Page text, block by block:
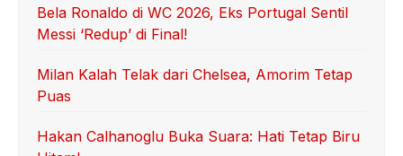
Bela Ronaldo di WC 2026, Eks Portugal Sentil
Messi ‘Redup’ di Final!
Milan Kalah Telak dari Chelsea, Amorim Tetap
Puas
Hakan Calhanoglu Buka Suara: Hati Tetap Biru